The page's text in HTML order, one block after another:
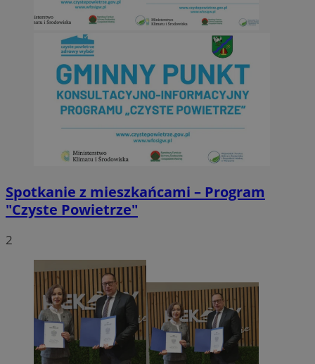
Spotkanie z mieszkańcami – Program
"Czyste Powietrze"
2